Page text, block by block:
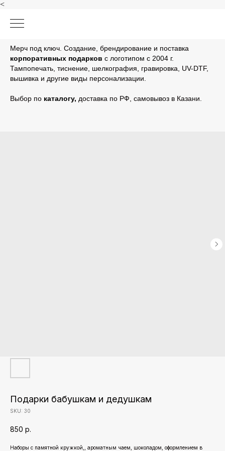
<
Мерч под ключ. Создание, брендирование и поставка
корпоративных подарков с логотипом с 2004 г.
Тампопечать, тиснение, шелкография, гравировка, UV-DTF,
вышивка и другие виды персонализации.
Выбор по каталогу, доставка по РФ, самовывоз в Казани.
Подарки бабушкам и дедушкам
SKU: 30
850 р.
Наборы с памятной кружкой,, ароматным чаем, шоколадом, оформлением в